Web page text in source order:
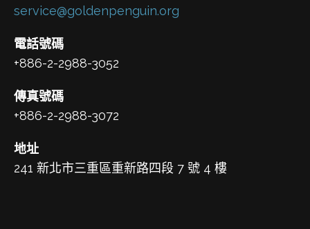
service@goldenpenguin.org
電話號碼
+886-2-2988-3052
傳真號碼
+886-2-2988-3072
地址
241 新北市三重區重新路四段 7 號 4 樓